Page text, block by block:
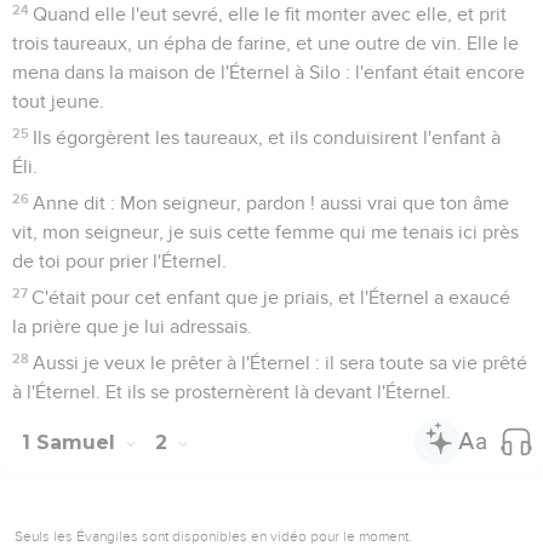
24 Quand elle l'eut sevré, elle le fit monter avec elle, et prit
trois taureaux, un épha de farine, et une outre de vin. Elle le
mena dans la maison de l'Éternel à Silo : l'enfant était encore
tout jeune.
25 Ils égorgèrent les taureaux, et ils conduisirent l'enfant à
Éli.
26 Anne dit : Mon seigneur, pardon ! aussi vrai que ton âme
vit, mon seigneur, je suis cette femme qui me tenais ici près
de toi pour prier l'Éternel.
27 C'était pour cet enfant que je priais, et l'Éternel a exaucé
la prière que je lui adressais.
28 Aussi je veux le prêter à l'Éternel : il sera toute sa vie prêté
à l'Éternel. Et ils se prosternèrent là devant l'Éternel.
1 Samuel 2
Seuls les Évangiles sont disponibles en vidéo pour le moment.